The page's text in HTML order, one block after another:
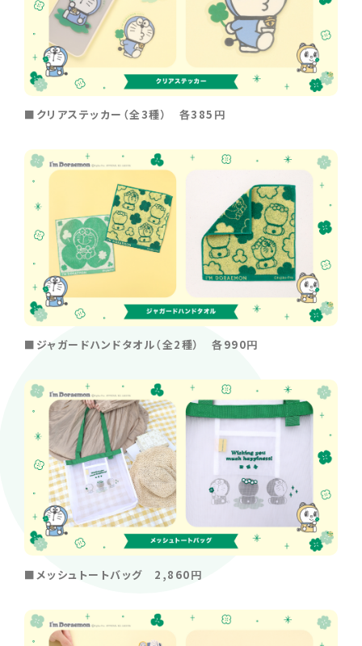
■クリアステッカー（全3種） 各385円
■ジャガードハンドタオル（全2種） 各990円
■メッシュトートバッグ 2,860円